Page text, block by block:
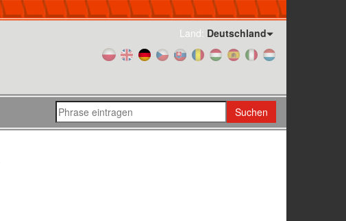
Land: Deutschland
Suchen